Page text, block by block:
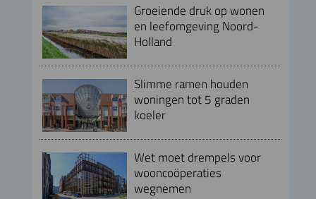
Groeiende druk op wonen
en leefomgeving Noord-
Holland
Slimme ramen houden
woningen tot 5 graden
koeler
Wet moet drempels voor
wooncoöperaties
wegnemen